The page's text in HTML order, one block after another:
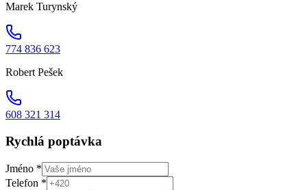
Marek Turynský
774 836 623
Robert Pešek
608 321 314
Rychlá poptávka
Jméno *
Telefon *